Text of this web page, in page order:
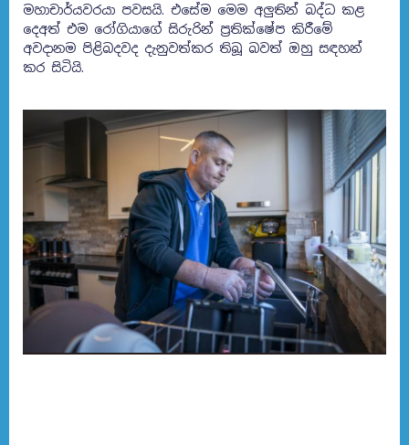
මහාචාර්යවරයා පවසයි. එසේම මෙම අලුතින් බද්ධ කළ
දෙඅත් එම රෝගියාගේ සිරුරින් ප්‍රතික්ෂේප කිරීමේ
අවදානම පිළිබදවද දැනුවත්කර තිබූ බවත් ඔහු සඳහන්
කර සිටියි.